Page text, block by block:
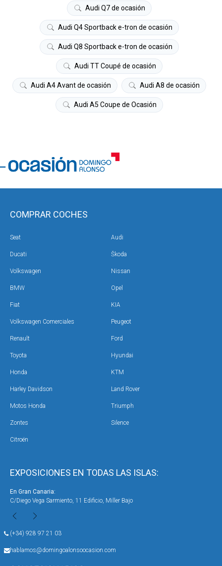
Audi Q7 de ocasión
Audi Q4 Sportback e-tron de ocasión
Audi Q8 Sportback e-tron de ocasión
Audi TT Coupé de ocasión
Audi A4 Avant de ocasión Audi A8 de ocasión
Audi A5 Coupe de Ocasión
EXPOSICIONES EN TODAS LAS ISLAS:
En Gran Canaria:
C/Diego Vega Sarmiento, 11 Edificio, Miller Bajo
(+34) 928 97 21 03
hablamos@domingoalonsoocasion.com
COMPRAR COCHES
Seat Audi
Ducati Škoda
Volkswagen Nissan
BMW Opel
Fiat KIA
Volkswagen Comerciales Peugeot
Renault Ford
Toyota Hyundai
Honda KTM
Harley Davidson Land Rover
Motos Honda Triumph
Zontes Silence
Citroën